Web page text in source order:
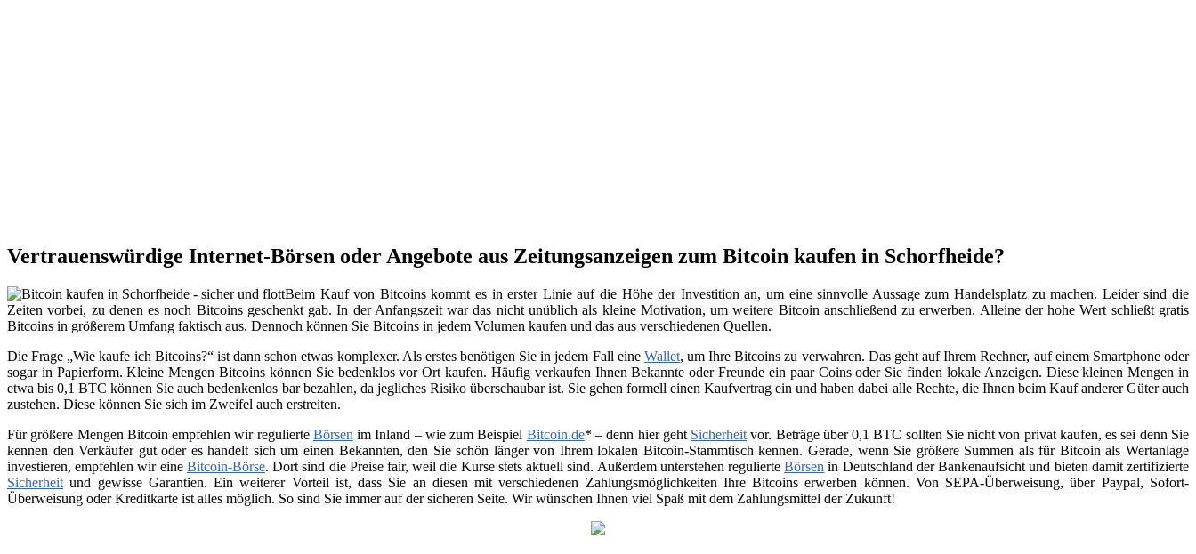
Vertrauenswürdige Internet-Börsen oder Angebote aus Zeitungsanzeigen zum Bitcoin kaufen in Schorfheide?
Beim Kauf von Bitcoins kommt es in erster Linie auf die Höhe der Investition an, um eine sinnvolle Aussage zum Handelsplatz zu machen. Leider sind die
Zeiten vorbei, zu denen es noch Bitcoins geschenkt gab. In der Anfangszeit war das nicht unüblich als kleine Motivation, um weitere Bitcoin anschließend zu erwerben. Alleine der hohe Wert schließt gratis
Bitcoins in größerem Umfang faktisch aus. Dennoch können Sie Bitcoins in jedem Volumen kaufen und das aus verschiedenen Quellen.
Die Frage „Wie kaufe ich Bitcoins?“ ist dann schon etwas komplexer. Als erstes benötigen Sie in jedem Fall eine Wallet, um Ihre Bitcoins zu verwahren. Das geht auf Ihrem Rechner, auf einem Smartphone oder
sogar in Papierform. Kleine Mengen Bitcoins können Sie bedenklos vor Ort kaufen. Häufig verkaufen Ihnen Bekannte oder Freunde ein paar Coins oder Sie finden lokale Anzeigen. Diese kleinen Mengen in
etwa bis 0,1 BTC können Sie auch bedenkenlos bar bezahlen, da jegliches Risiko überschaubar ist. Sie gehen formell einen Kaufvertrag ein und haben dabei alle Rechte, die Ihnen beim Kauf anderer Güter auch
zustehen. Diese können Sie sich im Zweifel auch erstreiten.
Für größere Mengen Bitcoin empfehlen wir regulierte Börsen im Inland – wie zum Beispiel Bitcoin.de* – denn hier geht Sicherheit vor. Beträge über 0,1 BTC sollten Sie nicht von privat kaufen, es sei denn Sie
kennen den Verkäufer gut oder es handelt sich um einen Bekannten, den Sie schön länger von Ihrem lokalen Bitcoin-Stammtisch kennen. Gerade, wenn Sie größere Summen als für Bitcoin als Wertanlage
investieren, empfehlen wir eine Bitcoin-Börse. Dort sind die Preise fair, weil die Kurse stets aktuell sind. Außerdem unterstehen regulierteBörsen in Deutschland der Bankenaufsicht und bieten damit zertifizierte
Sicherheit und gewisse Garantien. Ein weiterer Vorteil ist, dass Sie an diesen mit verschiedenen Zahlungsmöglichkeiten Ihre Bitcoins erwerben können. Von SEPA-Überweisung, über Paypal, Sofort-
Überweisung oder Kreditkarte ist alles möglich. So sind Sie immer auf der sicheren Seite. Wir wünschen Ihnen viel Spaß mit dem Zahlungsmittel der Zukunft!